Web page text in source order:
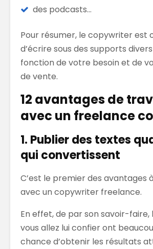
des podcasts…
Pour résumer, le copywriter est
d’écrire sous des supports
fonction de votre besoin et de
de vente.
12 avantages de
avec un freelance
1. Publier des textes
qui convertissent
C’est le premier des avantages
avec un copywriter freelance.
En effet, de par son savoir-faire,
vous allez lui confier ont
chance d’obtenir les résultats